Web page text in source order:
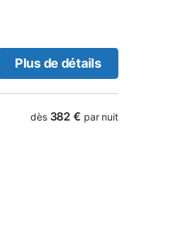
Plus de détails
dès 382 € par nuit